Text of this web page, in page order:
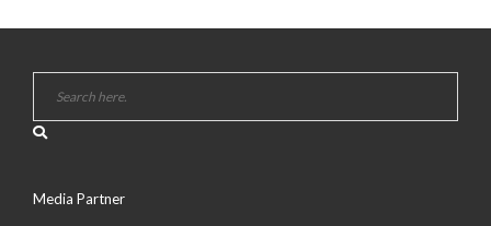
Media Partner